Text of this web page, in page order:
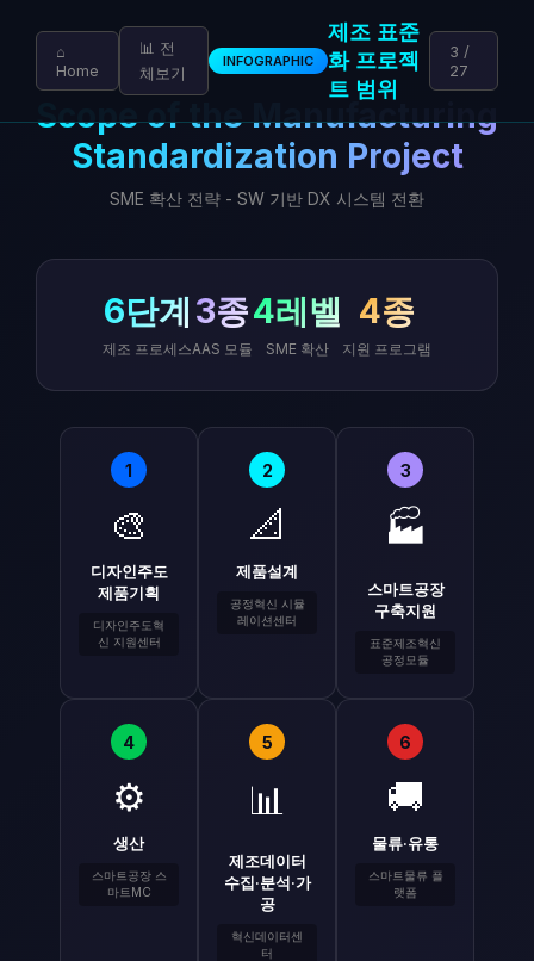
⌂
Home
📊 전
체보기
INFOGRAPHIC
제조 표준
화 프로젝
트 범위
3 /
27
Scope of the Manufacturing
Standardization Project
SME 확산 전략 - SW 기반 DX 시스템 전환
6단계
제조 프로세스
3종
AAS 모듈
4레벨
SME 확산
4종
지원 프로그램
1
🎨
디자인주도
제품기획
디자인주도혁
신 지원센터
2
📐
제품설계
공정혁신 시뮬
레이션센터
3
🏭
스마트공장
구축지원
표준제조혁신
공정모듈
4
⚙️
생산
스마트공장 스
마트MC
5
📊
제조데이터
수집·분석·가
공
혁신데이터센
터
6
🚚
물류·유통
스마트물류 플
랫폼